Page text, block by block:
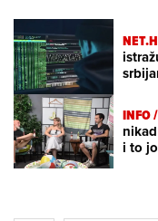
INFO /
i to